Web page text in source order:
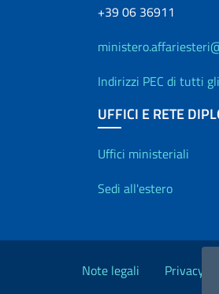
+39 06 36911
Indirizzi PEC di tutti
UFFICI E RETE
Uffici e
Uffici ministeriali
Sedi all'estero
Link Utili
Note legali Privacy e